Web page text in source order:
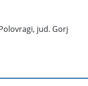
jud. Gorj